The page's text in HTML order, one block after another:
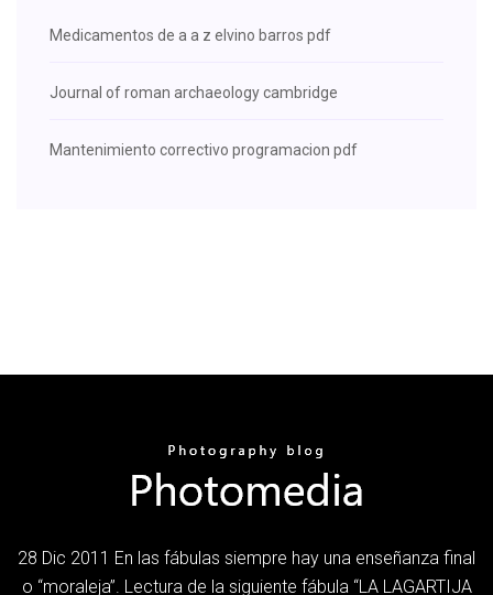
Medicamentos de a a z elvino barros pdf
Journal of roman archaeology cambridge
Mantenimiento correctivo programacion pdf
28 Dic 2011 En las fábulas siempre hay una enseñanza final
o “moraleja”. Lectura de la siguiente fábula “LA LAGARTIJA